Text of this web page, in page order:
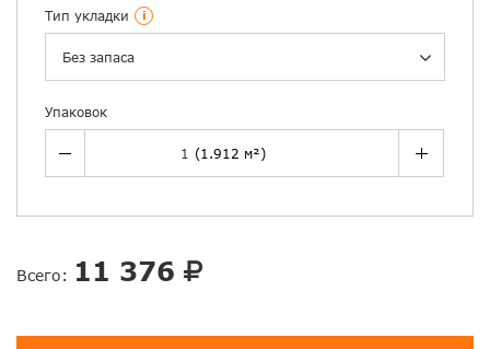
Тип укладки i
Без запаса
Упаковок
Всего: 11 376